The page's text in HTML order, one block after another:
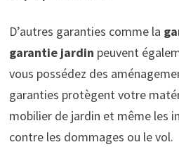
D’autres garanties comme la
garantie jardin peuvent
vous possédez des
garanties protègent votre
mobilier de jardin et même les
contre les dommages ou le vol.